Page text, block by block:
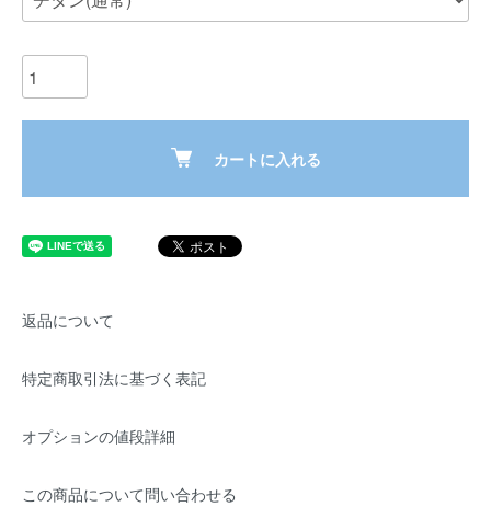
カートに入れる
返品について
特定商取引法に基づく表記
オプションの値段詳細
この商品について問い合わせる